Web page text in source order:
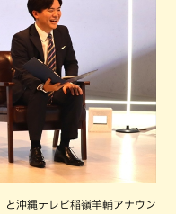
沖縄テレビ稲嶺羊輔アナウン